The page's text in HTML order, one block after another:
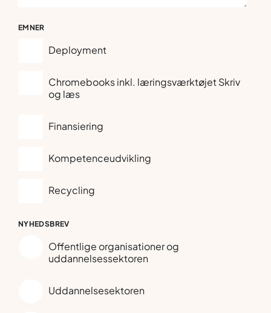
EMNER
Deployment
Chromebooks inkl. læringsværktøjet Skriv
og læs
Finansiering
Kompetenceudvikling
Recycling
NYHEDSBREV
Offentlige organisationer og
uddannelsessektoren
Uddannelsesektoren